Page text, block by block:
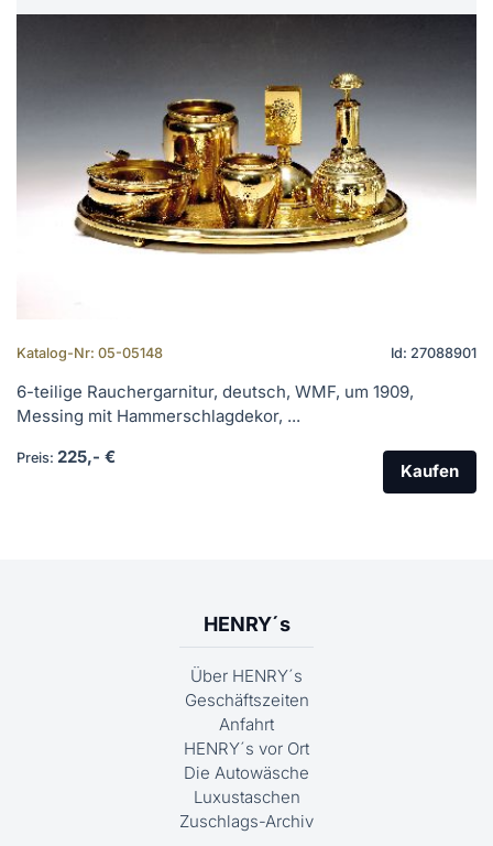
Katalog-Nr: 05-05148 Id: 27088901
6-teilige Rauchergarnitur, deutsch, WMF, um 1909,
Messing mit Hammerschlagdekor, ...
Preis: 225,- €
Kaufen
HENRY´s
Über HENRY´s
Geschäftszeiten
Anfahrt
HENRY´s vor Ort
Die Autowäsche
Luxustaschen
Zuschlags-Archiv